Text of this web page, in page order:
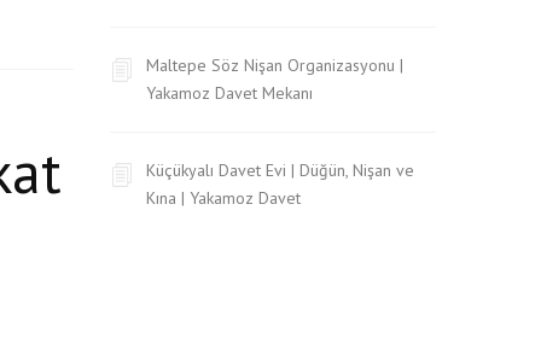
Maltepe Söz Nişan Organizasyonu |
Yakamoz Davet Mekanı
Küçükyalı Davet Evi | Düğün, Nişan ve
Kına | Yakamoz Davet